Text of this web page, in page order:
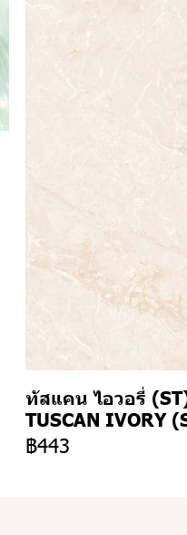
ทัสแคน ไอวอรี่
TUSCAN IVORY
฿443